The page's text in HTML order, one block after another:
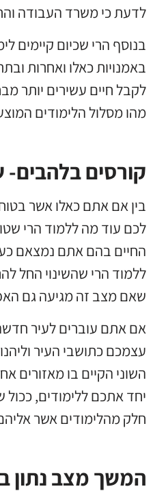
לדעת כי משרד העבודה
בנוסף הרי שכיום קיימים
באמנויות כאלו ואחרות
לקבל חיים עשירים יותר
מהו מסלול הלימודים
קורסים
בין אם אתם כאלו אשר
לכם עוד מה ללמוד הרי
החיים בהם אתם נמצאם
ללמוד הרי שהשינוי החל
שאם מצב זה מגיעה גם
אם אתם עוברים לעיר
עצמכם כתושבי העיר
השוני הקיים בו מאזורים
יחד אתכם ללימודים,
חלק מהלימודים אשר
המשך מצב נתון